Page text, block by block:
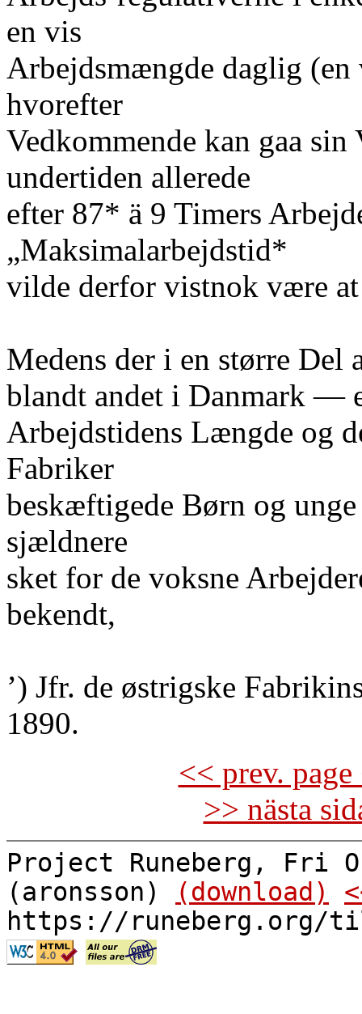
en vis
Arbejdsmængde daglig
hvorefter
Vedkommende kan gaa
undertiden allerede
efter 87* ä 9 Timers
„Maksimalarbejdstid*
vilde derfor vistnok være
Medens der i en større
blandt andet i Danmark —
Arbejdstidens Længde og
Fabriker
beskæftigede Børn og
sjældnere
sket for de voksne
bekendt,
’) Jfr. de østrigske
1890.
<< prev.
>> nästa
Project Runeberg, Fri
(aronsson)
(download)
https://runeberg.org/